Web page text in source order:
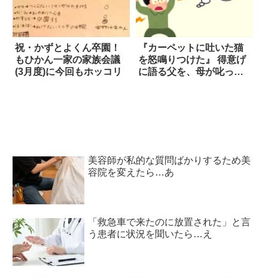
祝・かずとよくん卒園！
もひかん一家の家族会議
(3月度)に今回もホッコリ
『カーペットに吐いた猫
を怒鳴りつけた』 得意げ
に語る父を、母が叱った
美容師が私的な質問ばかりするため美
容院を変えたら…あ
「救急車で来たのに放置された」と言
う患者に状況を聞いたら…え